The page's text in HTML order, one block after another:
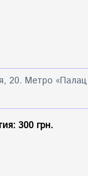
20. Метро «Палац
300 грн.